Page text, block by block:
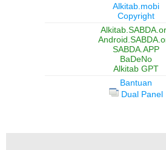
Alkitab.mobi
Copyright
SABDA.APP
BaDeNo
Alkitab GPT
Bantuan
Dual Panel